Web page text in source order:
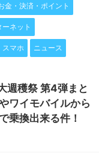
金・決済・ポイント
ーネット
スマホ ニュース
週穫祭 第4弾まと
ワイモバイルから
乗換出来る件！